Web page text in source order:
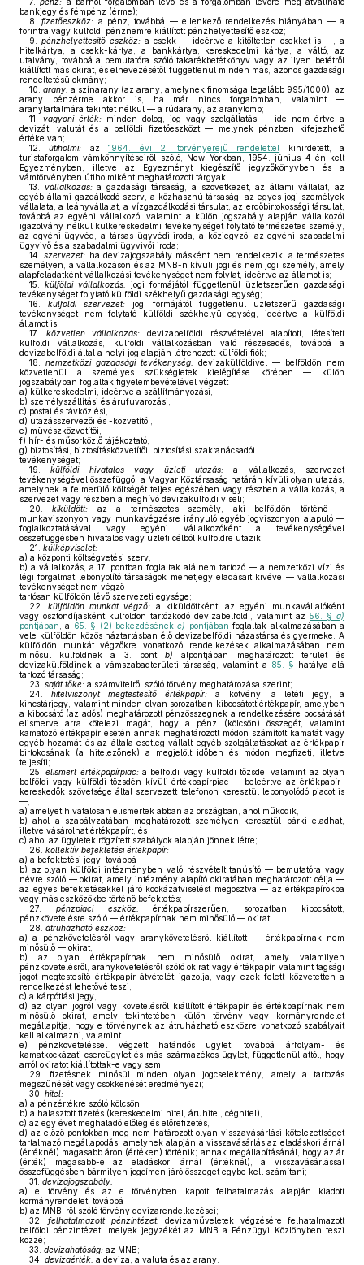
bankjegy és fémpénz (érme);
8.
fizetőeszköz: a pénz, továbbá — ellenkező rendelkezés hiányában — a
forintra vagy külföldi pénznemre kiállított pénzhelyettesítő eszköz;
9.
pénzhelyettesítő eszköz:a csekk — ideértve a kitöltetlen csekket is —, a
hitelkártya, a csekk-kártya, a bankkártya, kereskedelmi kártya, a váltó, az
utalvány, továbbá a bemutatóra szóló takarékbetétkönyv vagy az ilyen betétről
kiállított más okirat, és elnevezésétől függetlenül minden más, azonos gazdasági
rendeltetésű okmány;
10. arany: a színarany (az arany, amelynek finomsága legalább 995/1000), az
arany pénzérme akkor is, ha már nincs forgalomban, valamint —
aranytartalmára tekintet nélkül — a rúdarany, az aranytömb;
11.
vagyoni érték: minden dolog, jog vagy szolgáltatás — ide nem értve a
devizát, valutát és a belföldi fizetőeszközt — melynek pénzben kifejezhető
értéke van;
12.
útiholmi: az1964. évi 2. törvényerejű rendelettel kihirdetett, a
turistaforgalom vámkönnyítéseiről szóló, New Yorkban, 1954. június 4-én kelt
Egyezményben, illetve az Egyezményt kiegészítő jegyzőkönyvben és a
vámtörvényben útiholmiként meghatározott tárgyak;
13.
vállalkozás:a gazdasági társaság, a szövetkezet, az állami vállalat, az
egyéb állami gazdálkodó szerv, a közhasznú társaság, az egyes jogi személyek
vállalata, a leányvállalat, a vízgazdálkodási társulat, az erdőbirtokossági társulat,
továbbá az egyéni vállalkozó, valamint a külön jogszabály alapján vállalkozói
igazolvány nélkül külkereskedelmi tevékenységet folytató természetes személy,
az egyéni ügyvéd, a társas ügyvédi iroda, a közjegyző, az egyéni szabadalmi
ügyvivő és a szabadalmi ügyvivői iroda;
14.
szervezet: ha devizajogszabály másként nem rendelkezik, a természetes
személyen, a vállalkozáson és az MNB-n kívüli jogi és nem jogi személy, amely
alapfeladatként vállalkozási tevékenységet nem folytat, ideértve az államot is;
15.
külföldi vállalkozás: jogi formájától függetlenül üzletszerűen gazdasági
tevékenységet folytató külföldi székhelyű gazdasági egység;
16.
külföldi szervezet:jogi formájától függetlenül üzletszerű gazdasági
tevékenységet nem folytató külföldi székhelyű egység, ideértve a külföldi
államot is;
17.
közvetlen vállalkozás: devizabelföldi részvételével alapított, létesített
külföldi vállalkozás, külföldi vállalkozásban való részesedés, továbbá a
devizabelföldi által a helyi jog alapján létrehozott külföldi fiók;
18.
nemzetközi gazdasági tevékenység: devizakülföldivel — belföldön nem
közvetlenül a személyes szükségletek kielégítése körében — külön
jogszabályban foglaltak figyelembevételével végzett
a) külkereskedelmi, ideértve a szállítmányozási,
b) személyszállítási és árufuvarozási,
c) postai és távközlési,
d) utazásszervezői és -közvetítői,
e) művészközvetítői,
f) hír- és műsorközlő tájékoztató,
g) biztosítási, biztosításközvetítői, biztosítási szaktanácsadói
tevékenységet;
19.
külföldi hivatalos vagy üzleti utazás:a vállalkozás, szervezet
tevékenységével összefüggő, a Magyar Köztársaság határán kívüli olyan utazás,
amelynek a felmerülő költségét teljes egészében vagy részben a vállalkozás, a
szervezet vagy részben a meghívó devizakülföldi viseli;
20.
kiküldött: az a természetes személy, aki belföldön történő —
munkaviszonyon vagy munkavégzésre irányuló egyéb jogviszonyon alapuló —
foglalkoztatásával vagy egyéni vállalkozóként a tevékenységével
összefüggésben hivatalos vagy üzleti célból külföldre utazik;
21. külképviselet:
a) a központi költségvetési szerv,
b) a vállalkozás, a 17. pontban foglaltak alá nem tartozó — a nemzetközi vízi és
légi forgalmat lebonyolító társaságok menetjegy eladásait kivéve — vállalkozási
tevékenységet nem végző
tartósan külföldön lévő szervezeti egysége;
22.
külföldön munkát végző: a kiküldöttként, az egyéni munkavállalóként
vagy ösztöndíjasként külföldön tartózkodó devizabelföldi, valamint az 56. § a)
pontjában , a 65. § (2) bekezdésénekc) pontjában foglaltak alkalmazásában a
vele külföldön közös háztartásban élő devizabelföldi házastársa és gyermeke. A
külföldön munkát végzőkre vonatkozó rendelkezések alkalmazásában nem
minősül külföldnek a 3. pontb) alpontjában meghatározott terület és
devizakülföldinek a vámszabadterületi társaság, valamint a 85. § hatálya alá
tartozó társaság;
23. saját tőke: a számvitelről szóló törvény meghatározása szerint;
24.
hitelviszonyt megtestesítő értékpapír: a kötvény, a letéti jegy, a
kincstárjegy, valamint minden olyan sorozatban kibocsátott értékpapír, amelyben
a kibocsátó (az adós) meghatározott pénzösszegnek a rendelkezésére bocsátását
elismerve arra kötelezi magát, hogy a pénz (kölcsön) összegét, valamint
kamatozó értékpapír esetén annak meghatározott módon számított kamatát vagy
egyéb hozamát és az általa esetleg vállalt egyéb szolgáltatásokat az értékpapír
birtokosának (a hitelezőnek) a megjelölt időben és módon megfizeti, illetve
teljesíti;
25.
elismert értékpapírpiac:a belföldi vagy külföldi tőzsde, valamint az olyan
belföldi vagy külföldi tőzsdén kívüli értékpapírpiac — beleértve az értékpapír-
kereskedők szövetsége által szervezett telefonon keresztül lebonyolódó piacot is
—,
a) amelyet hivatalosan elismertek abban az országban, ahol működik,
b) ahol a szabályzatában meghatározott személyen keresztül bárki eladhat,
illetve vásárolhat értékpapírt, és
c) ahol az ügyletek rögzített szabályok alapján jönnek létre;
26. kollektív befektetési értékpapír:
a) a befektetési jegy, továbbá
b) az olyan külföldi intézményben való részvételt tanúsító — bemutatóra vagy
névre szóló — okirat, amely intézmény alapító okiratában meghatározott célja —
az egyes befektetésekkel járó kockázatviselést megosztva — az értékpapírokba
vagy más eszközökbe történő befektetés;
27.
pénzpiaci eszköz:értékpapírszerűen, sorozatban kibocsátott,
pénzkövetelésre szóló — értékpapírnak nem minősülő — okirat;
28. átruházható eszköz:
a) a pénzkövetelésről vagy aranykövetelésről kiállított — értékpapírnak nem
minősülő — okirat,
b) az olyan értékpapírnak nem minősülő okirat, amely valamilyen
pénzkövetelésről, aranykövetelésről szóló okirat vagy értékpapír, valamint tagsági
jogot megtestesítő értékpapír átvételét igazolja, vagy ezek felett közvetetten a
rendelkezést lehetővé teszi,
c) a kárpótlási jegy,
d) az olyan jogról vagy követelésről kiállított értékpapír és értékpapírnak nem
minősülő okirat, amely tekintetében külön törvény vagy kormányrendelet
megállapítja, hogy e törvénynek az átruházható eszközre vonatkozó szabályait
kell alkalmazni, valamint
e) pénzköveteléssel végzett határidős ügylet, továbbá árfolyam- és
kamatkockázati csereügylet és más származékos ügylet, függetlenül attól, hogy
arról okiratot kiállítottak-e vagy sem;
29.
fizetésnek minősül minden olyan jogcselekmény, amely a tartozás
megszűnését vagy csökkenését eredményezi;
30. hitel:
a) a pénzértékre szóló kölcsön,
b) a halasztott fizetés (kereskedelmi hitel, áruhitel, céghitel),
c) az egy évet meghaladó előleg és előrefizetés,
d) az előző pontokban meg nem határozott olyan visszavásárlási kötelezettséget
tartalmazó megállapodás, amelynek alapján a visszavásárlás az eladáskori árnál
(értéknél) magasabb áron (értéken) történik; annak megállapításánál, hogy az ár
(érték) magasabb-e az eladáskori árnál (értéknél), a visszavásárlással
összefüggésben bármilyen jogcímen járó összeget egybe kell számítani;
31. devizajogszabály:
a) e törvény és az e törvényben kapott felhatalmazás alapján kiadott
kormányrendelet, továbbá
b) az MNB-ről szóló törvény devizarendelkezései;
32.
felhatalmazott pénzintézet:devizaműveletek végzésére felhatalmazott
belföldi pénzintézet, melyek jegyzékét az MNB a Pénzügyi Közlönyben teszi
közzé;
33. devizahatóság: az MNB;
34. devizaérték: a deviza, a valuta és az arany.